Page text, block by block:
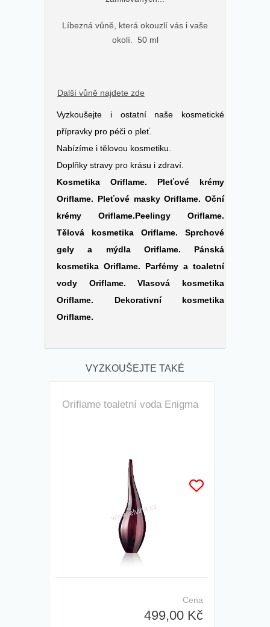
Líbezná vůně, která okouzlí vás i vaše
okolí. 50 ml
Další vůně najdete zde
Vyzkoušejte i ostatní naše kosmetické
přípravky pro péči o pleť.
Nabízíme i tělovou kosmetiku.
Doplňky stravy pro krásu i zdraví.
Kosmetika Oriflame. Pleťové krémy
Oriflame. Pleťové masky Oriflame. Oční
krémy Oriflame.Peelingy Oriflame.
Tělová kosmetika Oriflame. Sprchové
gely a mýdla Oriflame.
Pánská
kosmetika Oriflame.
Parfémy a toaletní
vody Oriflame.
Vlasová kosmetika
Oriflame.
Dekorativní kosmetika
Oriflame.
VYZKOUŠEJTE TAKÉ
Oriflame toaletní voda Enigma
Cena
499,00 Kč